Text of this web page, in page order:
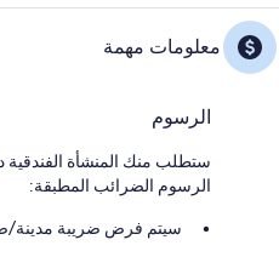
معلومات مهمة
الرسوم
ستطلب منك المنشأة الفندقية
الرسوم الضرائب المطبقة:
سيتم فرض ضريبة مدينة/ضريبة